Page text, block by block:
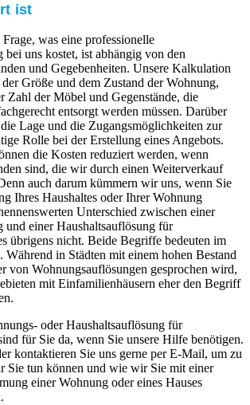
ist
was eine professionelle
bei uns kostet, ist abhängig von den
und Gegebenheiten. Unsere Kalkulation
Größe und dem Zustand der Wohnung,
Zahl der Möbel und Gegenstände, die
entsorgt werden müssen. Darüber
Lage und die Zugangsmöglichkeiten zur
Rolle bei der Erstellung eines Angebots.
die Kosten reduziert werden, wenn
sind, die wir durch einen Weiterverkauf
auch darum kümmern wir uns, wenn Sie
Ihres Haushaltes oder Ihrer Wohnung
Unterschied zwischen einer
und einer Haushaltsauflösung für
übrigens nicht. Beide Begriffe bedeuten im
Während in Städten mit einem hohen Bestand
von Wohnungsauflösungen gesprochen wird,
mit Einfamilienhäusern eher den Begriff
oder Haushaltsauflösung für
für Sie da, wenn Sie unsere Hilfe benötigen.
kontaktieren Sie uns gerne per E-Mail, um zu
Sie tun können und wie wir Sie mit einer
einer Wohnung oder eines Hauses